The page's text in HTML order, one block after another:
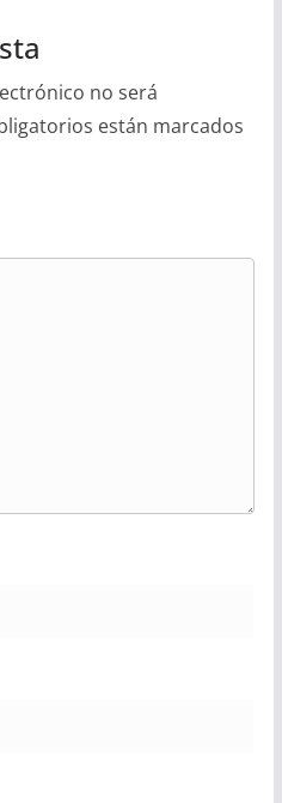
no será
están marcados